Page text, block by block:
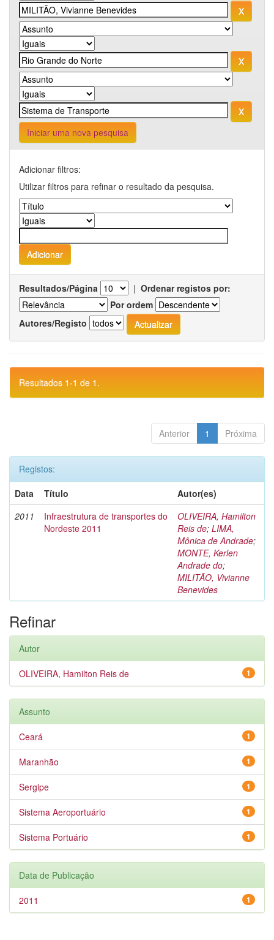
Iniciar uma nova pesquisa
Adicionar filtros:
Utilizar filtros para refinar o resultado da pesquisa.
Resultados/Página | Ordenar registos por:
Por ordem
Autores/Registo
Resultados 1-1 de 1.
Anterior 1 Próxima
Registos:
Data
Título
Autor(es)
2011
Infraestrutura de transportes do
Nordeste 2011
OLIVEIRA, Hamilton
Reis de; LIMA,
Mônica de Andrade;
MONTE, Kerlen
Andrade do;
MILITÃO, Vivianne
Benevides
Refinar
Autor
1
OLIVEIRA, Hamilton Reis de
Assunto
1
Ceará
1
Maranhão
1
Sergipe
1
Sistema Aeroportuário
1
Sistema Portuário
Data de Publicação
1
2011